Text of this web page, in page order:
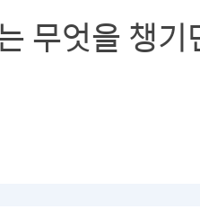
무엇을 챙